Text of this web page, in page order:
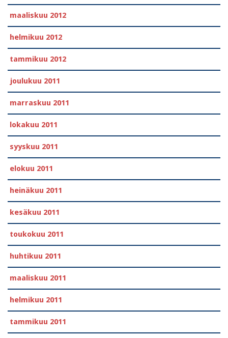
maaliskuu 2012
helmikuu 2012
tammikuu 2012
joulukuu 2011
marraskuu 2011
lokakuu 2011
syyskuu 2011
elokuu 2011
heinäkuu 2011
kesäkuu 2011
toukokuu 2011
huhtikuu 2011
maaliskuu 2011
helmikuu 2011
tammikuu 2011